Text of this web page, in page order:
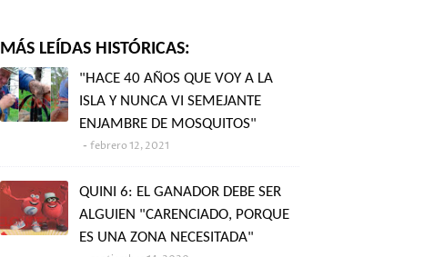
MÁS LEÍDAS HISTÓRICAS:
"HACE 40 AÑOS QUE VOY A LA
ISLA Y NUNCA VI SEMEJANTE
ENJAMBRE DE MOSQUITOS"
febrero 12, 2021
QUINI 6: EL GANADOR DEBE SER
ALGUIEN "CARENCIADO, PORQUE
ES UNA ZONA NECESITADA"